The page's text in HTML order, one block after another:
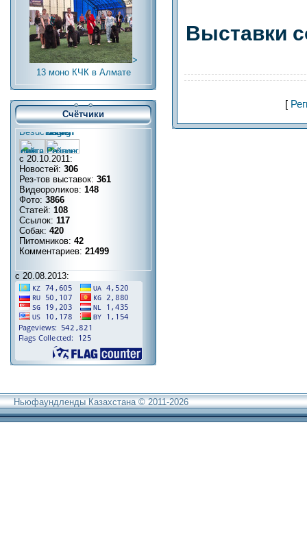
>
13 моно КЧК в Алмате
Счётчики
с 20.10.2011:
Новостей: 306
Рез-тов выставок: 361
Видеороликов: 148
Фото: 3866
Статей: 108
Ссылок: 117
Собак: 420
Питомников: 42
Комментариев: 21499
с 20.08.2013:
Выставки
[
Ньюфаундленды Казахстана © 2011-2026